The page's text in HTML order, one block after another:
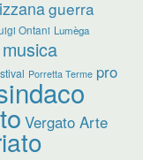
guerra
Ontani Lumèga
musica
Porretta Terme pro
Vergato Arte